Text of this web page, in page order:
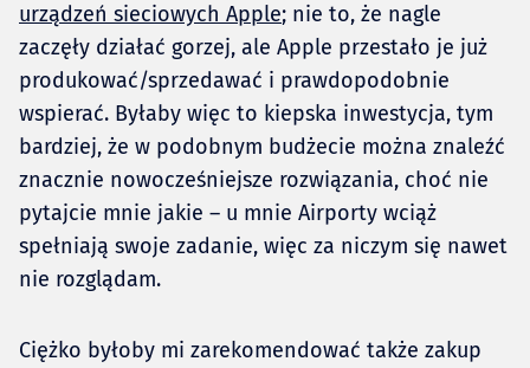
urządzeń sieciowych Apple; nie to, że nagle
zaczęły działać gorzej, ale Apple przestało je już
produkować/sprzedawać i prawdopodobnie
wspierać. Byłaby więc to kiepska inwestycja, tym
bardziej, że w podobnym budżecie można znaleźć
znacznie nowocześniejsze rozwiązania, choć nie
pytajcie mnie jakie – u mnie Airporty wciąż
spełniają swoje zadanie, więc za niczym się nawet
nie rozglądam.
Ciężko byłoby mi zarekomendować także zakup